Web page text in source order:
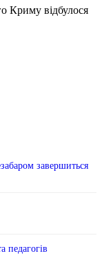
Криму відбулося
завершиться
педагогів